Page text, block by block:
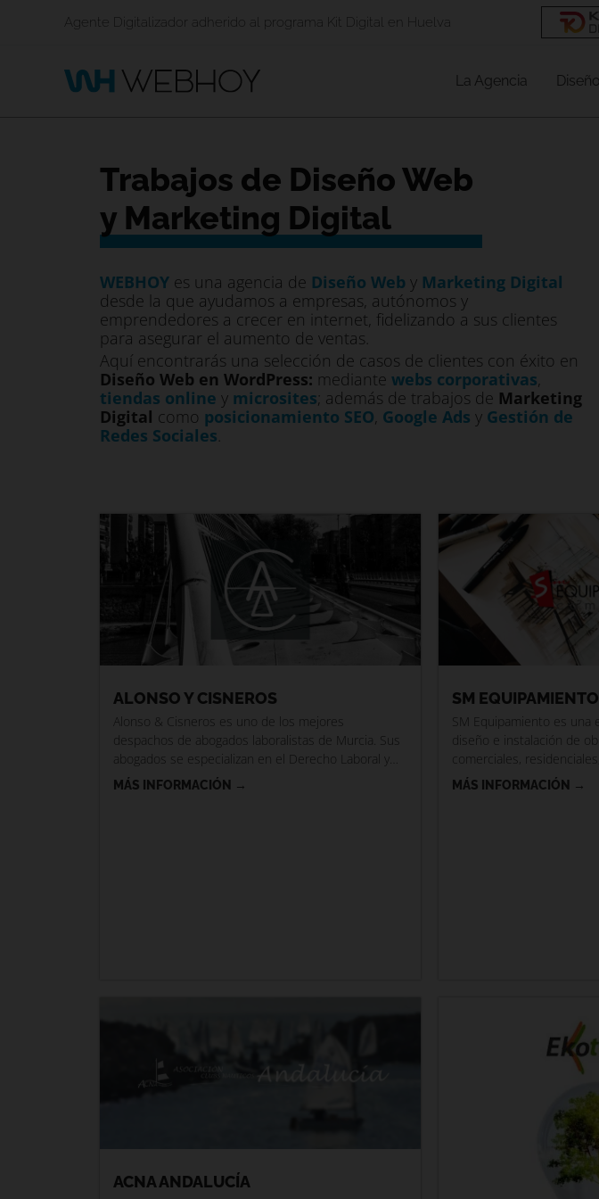
Agente Digitalizador adherido al programa Kit Digital en Huelva
La Agencia
Trabajos de Diseño Web
y Marketing Digital
WEBHOY es una agencia de Diseño Web y Marketing Digital
desde la que ayudamos a empresas, autónomos y
emprendedores a crecer en internet, fidelizando a sus clientes
para asegurar el aumento de ventas.
Aquí encontrarás una selección de casos de clientes con éxito en
Diseño Web en WordPress: mediante webs corporativas
tiendas online y microsites; además de trabajos de Marketing
Digital como posicionamiento SEO Google Ads y Gestión de
Redes Sociales
ALONSO Y CISNEROS
Alonso & Cisneros es uno de los mejores
despachos de abogados laboralistas de Murcia. Sus
abogados se especializan en el Derecho Laboral y
trámites de
MÁS INFORMACIÓN →
SM EQUIPAMIENTO
SM Equipamiento es una
diseño e instalación de
comerciales,
un equipo liderado por una
MÁS INFORMACIÓN →
ACNA ANDALUCÍA
P
Á
I
A
G
I
N
G
I
N